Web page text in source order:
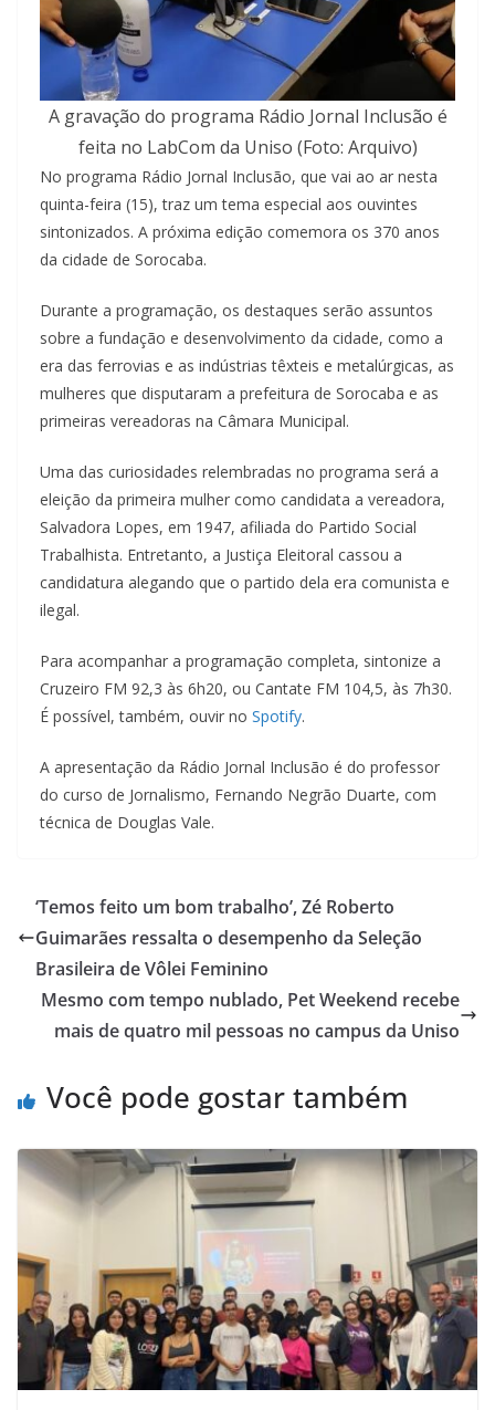
A gravação do programa Rádio Jornal Inclusão é
feita no LabCom da Uniso (Foto: Arquivo)
No programa Rádio Jornal Inclusão, que vai ao ar nesta
quinta-feira (15), traz um tema especial aos ouvintes
sintonizados. A próxima edição comemora os 370 anos
da cidade de Sorocaba.
Durante a programação, os destaques serão assuntos
sobre a fundação e desenvolvimento da cidade, como a
era das ferrovias e as indústrias têxteis e metalúrgicas, as
mulheres que disputaram a prefeitura de Sorocaba e as
primeiras vereadoras na Câmara Municipal.
Uma das curiosidades relembradas no programa será a
eleição da primeira mulher como candidata a vereadora,
Salvadora Lopes, em 1947, afiliada do Partido Social
Trabalhista. Entretanto, a Justiça Eleitoral cassou a
candidatura alegando que o partido dela era comunista e
ilegal.
Para acompanhar a programação completa, sintonize a
Cruzeiro FM 92,3 às 6h20, ou Cantate FM 104,5, às 7h30.
É possível, também, ouvir no Spotify.
A apresentação da Rádio Jornal Inclusão é do professor
do curso de Jornalismo, Fernando Negrão Duarte, com
técnica de Douglas Vale.
‘Temos feito um bom trabalho’, Zé Roberto
Guimarães ressalta o desempenho da Seleção
Brasileira de Vôlei Feminino
Mesmo com tempo nublado, Pet Weekend recebe
mais de quatro mil pessoas no campus da Uniso
Você pode gostar também